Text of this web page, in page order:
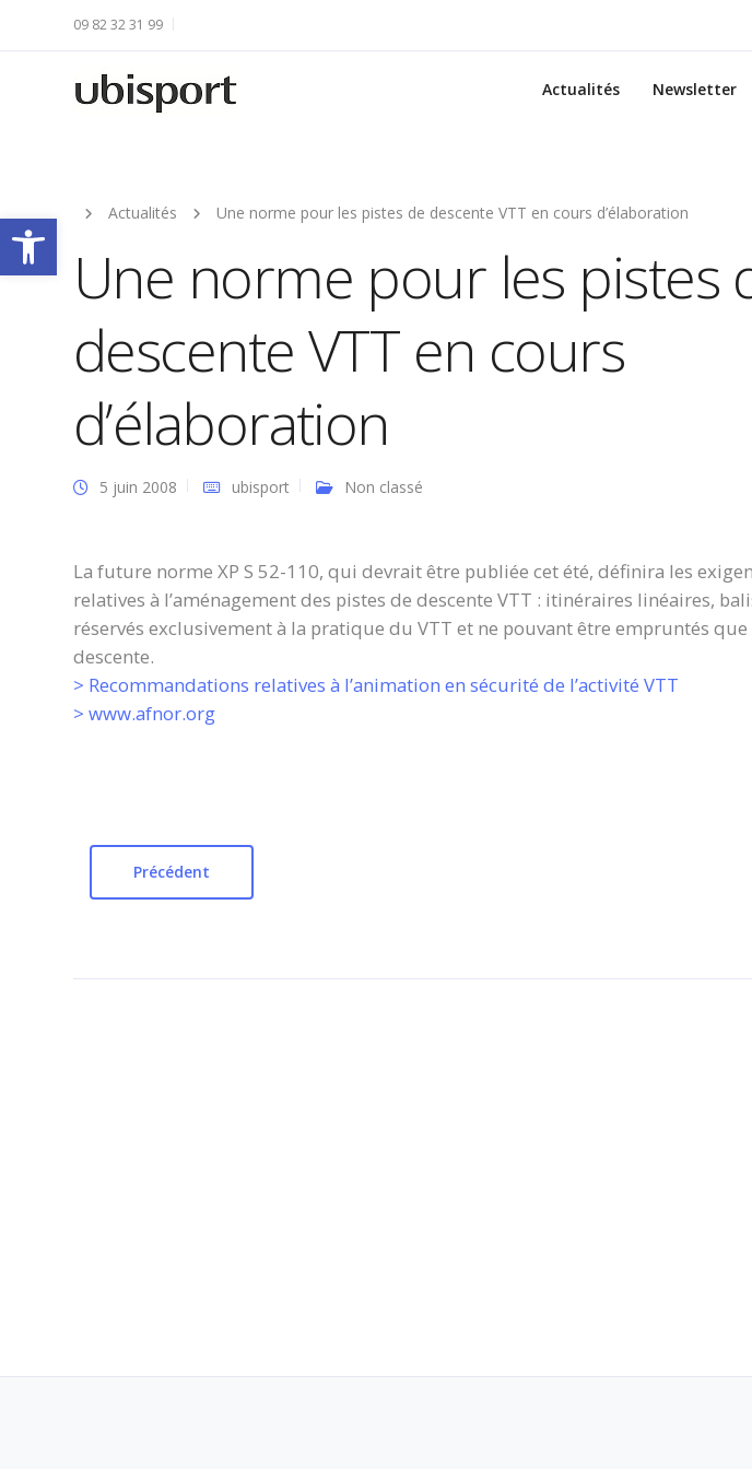
Ouvrir la barre d’outils
09 82 32 31 99
Actualités Newsletter
Actualités Une norme pour les pistes de descente VTT en cours d’élaboration
Une norme pour les pistes
descente VTT en cours
d’élaboration
5 juin 2008 ubisport Non classé
La future norme XP S 52-110, qui devrait être publiée cet été, définira les
relatives à l’aménagement des pistes de descente VTT : itinéraires linéaires,
réservés exclusivement à la pratique du VTT et ne pouvant être empruntés que
descente.
> Recommandations relatives à l’animation en sécurité de l’activité VTT
> www.afnor.org
Précédent